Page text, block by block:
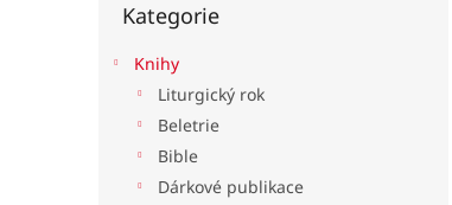
kategorie
Kategorie
Knihy
Liturgický rok
Beletrie
Bible
Dárkové publikace